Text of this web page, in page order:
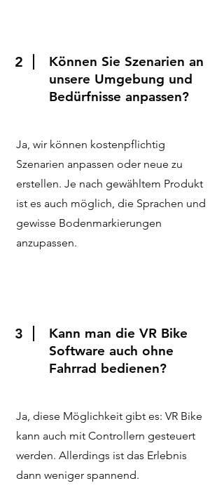
2
Können Sie Szenarien an
unsere Umgebung und
Bedürfnisse anpassen?
Ja, wir können kostenpflichtig
Szenarien anpassen oder neue zu
erstellen. Je nach gewähltem Produkt
ist es auch möglich, die Sprachen und
gewisse Bodenmarkierungen
anzupassen.
3
Kann man die VR Bike
Software auch ohne
Fahrrad bedienen?
Ja, diese Möglichkeit gibt es: VR Bike
kann auch mit Controllern gesteuert
werden. Allerdings ist das Erlebnis
dann weniger spannend.